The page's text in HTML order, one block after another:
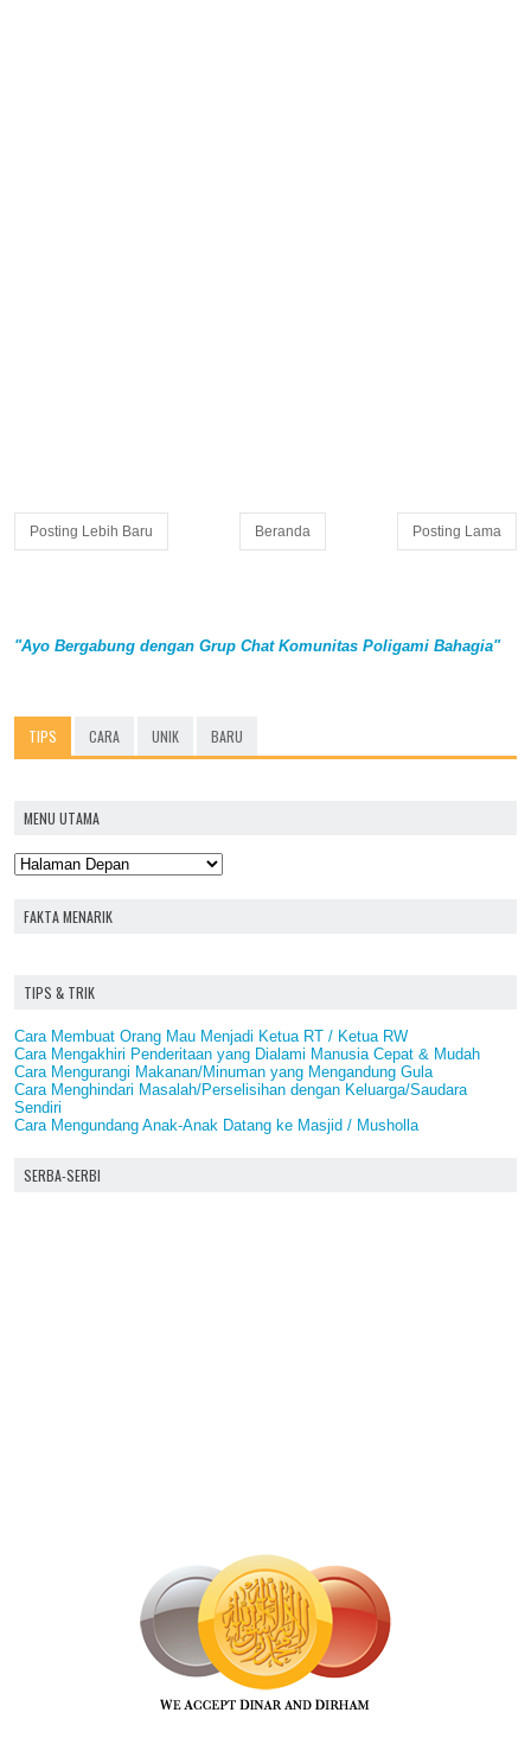
Posting Lebih Baru Posting Lama
Beranda
"Ayo Bergabung dengan Grup Chat Komunitas Poligami Bahagia"
TIPS CARA UNIK BARU
MENU UTAMA
FAKTA MENARIK
TIPS & TRIK
Cara Membuat Orang Mau Menjadi Ketua RT / Ketua RW
Cara Mengakhiri Penderitaan yang Dialami Manusia Cepat & Mudah
Cara Mengurangi Makanan/Minuman yang Mengandung Gula
Cara Menghindari Masalah/Perselisihan dengan Keluarga/Saudara
Sendiri
Cara Mengundang Anak-Anak Datang ke Masjid / Musholla
SERBA-SERBI